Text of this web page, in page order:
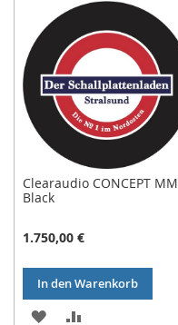
HINZUFÜGENHINZUFÜGEN
Clearaudio CONCEPT MM
Black
1.750,00 €
In den Warenkorb
ZUR